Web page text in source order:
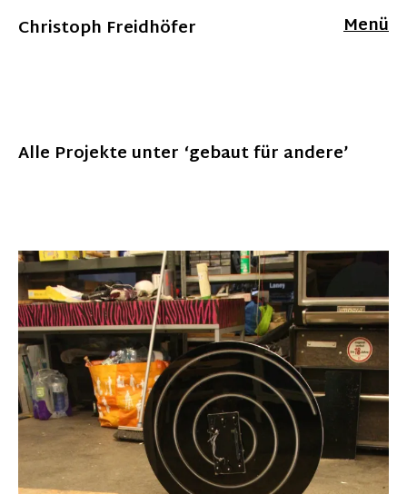
Christoph Freidhöfer Menü
Alle Projekte unter ‘gebaut für andere’